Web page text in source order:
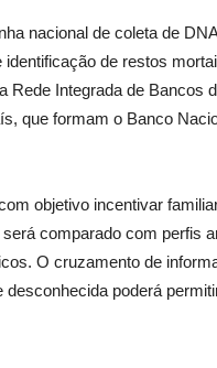
nacional de coleta de
de restos
Integrada de Bancos
que formam o Banco
objetivo incentivar
comparado com perfis
O cruzamento de
poderá